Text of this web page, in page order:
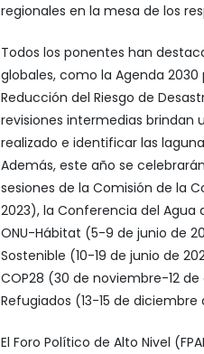
regionales en la mesa de los
Todos los ponentes han
globales, como la Agenda 2030
Reducción del Riesgo de
revisiones intermedias brindan
realizado e identificar las
Además, este año se
sesiones de la Comisión de la
2023), la Conferencia del Agua
ONU-Hábitat (5-9 de junio de
Sostenible (10-19 de junio de
COP28 (30 de noviembre-12
Refugiados (13-15 de diciembre
El Foro Político de Alto Nivel